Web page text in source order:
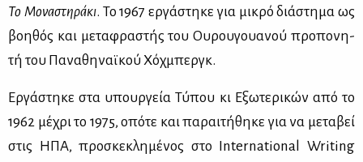
Το Μο­να­στη­ρά­κι. Το 1967 ερ­γά­στη­κε για μι­κρό διά­στη­μα ως
βοη­θός και με­τα­φρα­στής του Ου­ρου­γουα­νού προ­πο­νη­
τή του Πα­να­θη­ναϊ­κού Χόχ­μπεργκ.
Ερ­γά­στη­κε στα υπουρ­γεία Τύ­που κι Εξω­τε­ρι­κών από το
1962 μέ­χρι το 1975, οπό­τε και πα­ραι­τή­θη­κε για να με­τα­βεί
στις ΗΠΑ, προ­σκε­κλη­μέ­νος στο International Writing